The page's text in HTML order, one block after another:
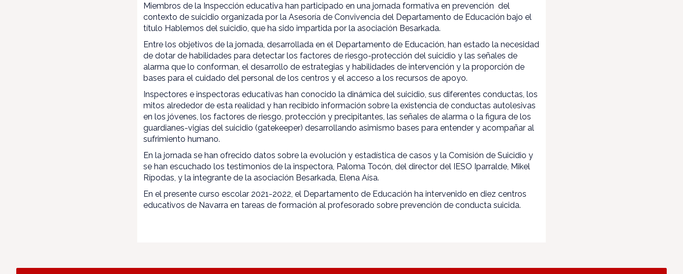
Miembros de la Inspección educativa han participado en una jornada formativa en prevención del
contexto de suicidio organizada por la Asesoría de Convivencia del Departamento de Educación bajo el
título Hablemos del suicidio, que ha sido impartida por la asociación Besarkada.
Entre los objetivos de la jornada, desarrollada en el Departamento de Educación, han estado la necesidad
de dotar de habilidades para detectar los factores de riesgo-protección del suicidio y las señales de
alarma que lo conforman, el desarrollo de estrategias y habilidades de intervención y la proporción de
bases para el cuidado del personal de los centros y el acceso a los recursos de apoyo.
Inspectores e inspectoras educativas han conocido la dinámica del suicidio, sus diferentes conductas, los
mitos alrededor de esta realidad y han recibido información sobre la existencia de conductas autolesivas
en los jóvenes, los factores de riesgo, protección y precipitantes, las señales de alarma o la figura de los
guardianes-vigías del suicidio (gatekeeper) desarrollando asimismo bases para entender y acompañar al
sufrimiento humano.
En la jornada se han ofrecido datos sobre la evolución y estadística de casos y la Comisión de Suicidio y
se han escuchado los testimonios de la inspectora, Paloma Tocón, del director del IESO Iparralde, Mikel
Rípodas, y la integrante de la asociación Besarkada, Elena Aísa.
En el presente curso escolar 2021-2022, el Departamento de Educación ha intervenido en diez centros
educativos de Navarra en tareas de formación al profesorado sobre prevención de conducta suicida.